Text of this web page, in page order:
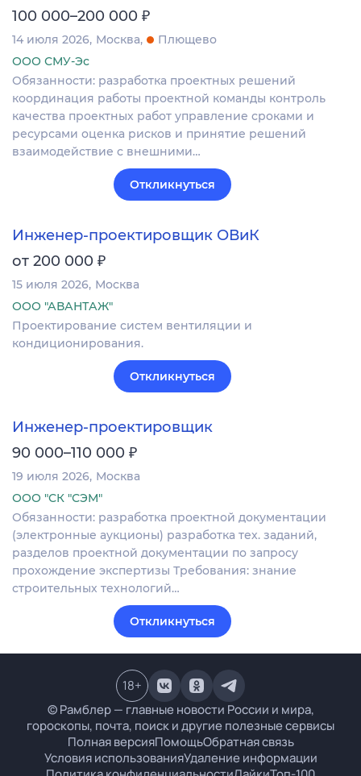
100 000–200 000 ₽
14 июля 2026 Москва
Плющево
ООО СМУ-Эс
Обязанности: разработка проектных решений
координация работы проектной команды контроль
качества проектных работ управление сроками и
ресурсами оценка рисков и принятие решений
взаимодействие с внешними…
Откликнуться
Инженер-проектировщик ОВиК
от 200 000 ₽
15 июля 2026 Москва
ООО "АВАНТАЖ"
Проектирование систем вентиляции и
кондиционирования.
Откликнуться
Инженер-проектировщик
90 000–110 000 ₽
19 июля 2026 Москва
ООО "СК "СЭМ"
Обязанности: разработка проектной документации
(электронные аукционы) разработка тех. заданий,
разделов проектной документации по запросу
прохождение экспертизы Требования: знание
строительных технологий…
Откликнуться
© Рамблер — главные новости России и мира,
гороскопы, почта, поиск и другие полезные сервисы
Полная версияПомощьОбратная связь
Условия использованияУдаление информации
18+